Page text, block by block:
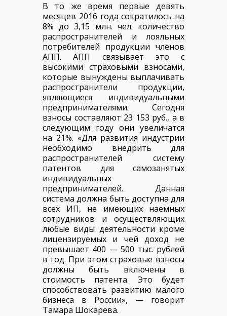
В то же время первые девять
месяцев 2016 года сократилось на
8% до 3,15 млн. чел. количество
распространителей и лояльных
потребителей продукции членов
АПП. АПП связывает это с
высокими страховыми взносами,
которые вынуждены выплачивать
распространители продукции,
являющиеся индивидуальными
предпринимателями. Сегодня
взносы составляют 23 153 руб., а в
следующим году они увеличатся
на 21%. «Для развития индустрии
необходимо внедрить для
распространителей систему
патентов для самозанятых
индивидуальных
предпринимателей. Данная
система должна быть доступна для
всех ИП, не имеющих наемных
сотрудников и осуществляющих
любые виды деятельности кроме
лицензируемых и чей доход не
превышает 400 — 500 тыс. рублей
в год. При этом страховые взносы
должны быть включены в
стоимость патента. Это будет
способствовать развитию малого
бизнеса в России», — говорит
Тамара Шокарева.